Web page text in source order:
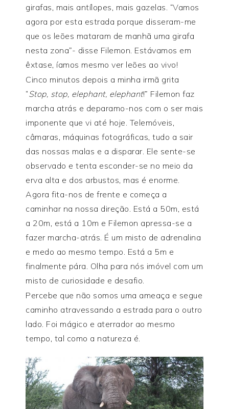
girafas, mais antílopes, mais gazelas. “Vamos
agora por esta estrada porque disseram-me
que os leões mataram de manhã uma girafa
nesta zona”- disse Filemon. Estávamos em
êxtase, íamos mesmo ver leões ao vivo!
Cinco minutos depois a minha irmã grita
“Stop, stop, elephant, elephant!” Filemon faz
marcha atrás e deparamo-nos com o ser mais
imponente que vi até hoje. Telemóveis,
câmaras, máquinas fotográficas, tudo a sair
das nossas malas e a disparar. Ele sente-se
observado e tenta esconder-se no meio da
erva alta e dos arbustos, mas é enorme.
Agora fita-nos de frente e começa a
caminhar na nossa direção. Está a 50m, está
a 20m, está a 10m e Filemon apressa-se a
fazer marcha-atrás. É um misto de adrenalina
e medo ao mesmo tempo. Está a 5m e
finalmente pára. Olha para nós imóvel com um
misto de curiosidade e desafio.
Percebe que não somos uma ameaça e segue
caminho atravessando a estrada para o outro
lado. Foi mágico e aterrador ao mesmo
tempo, tal como a natureza é.